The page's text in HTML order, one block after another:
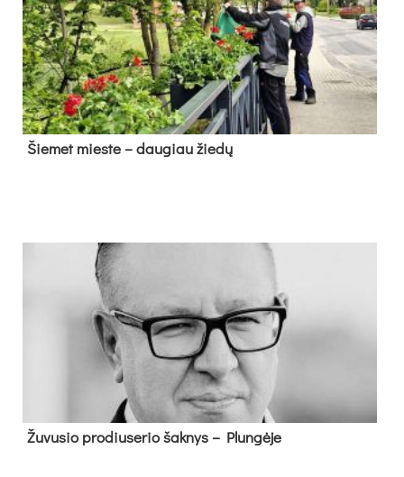
Šie­met mies­te – dau­giau žie­dų
Žu­vu­sio pro­diu­se­rio šak­nys – Plun­gė­je